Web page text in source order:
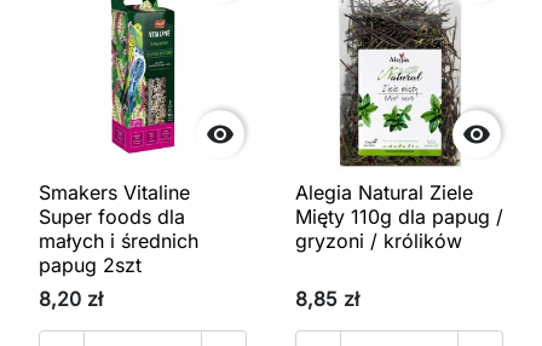

Smakers Vitaline
Super foods dla
małych i średnich
papug 2szt
8,20 zł

Alegia Natural Ziele
Mięty 110g dla papug /
gryzoni / królików
8,85 zł